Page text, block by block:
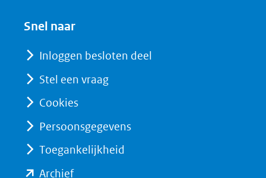
venster)
een
andere
website)
Snel naar
Inloggen besloten deel
Stel een vraag
Cookies
Persoonsgegevens
Toegankelijkheid
Archief(opent